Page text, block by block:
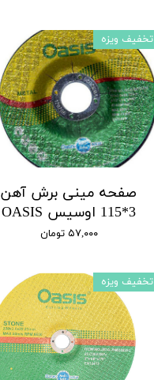
صفحه مینی برش آهن
3*115 اوسیس OASIS
۵۷,۰۰۰ تومان
تخفیف ویزه
تخفیف ویزه